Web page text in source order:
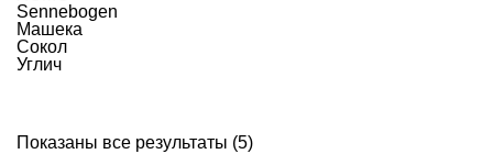
Sennebogen
Машека
Сокол
Углич
Показаны все результаты (5)